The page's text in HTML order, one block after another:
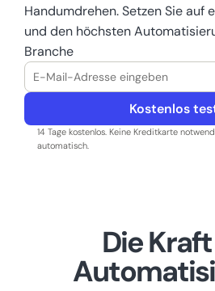
Handumdrehen. Setzen Sie auf
und den höchsten
Branche
Kostenlos
14 Tage kostenlos. Keine Kreditkarte
automatisch.
Die